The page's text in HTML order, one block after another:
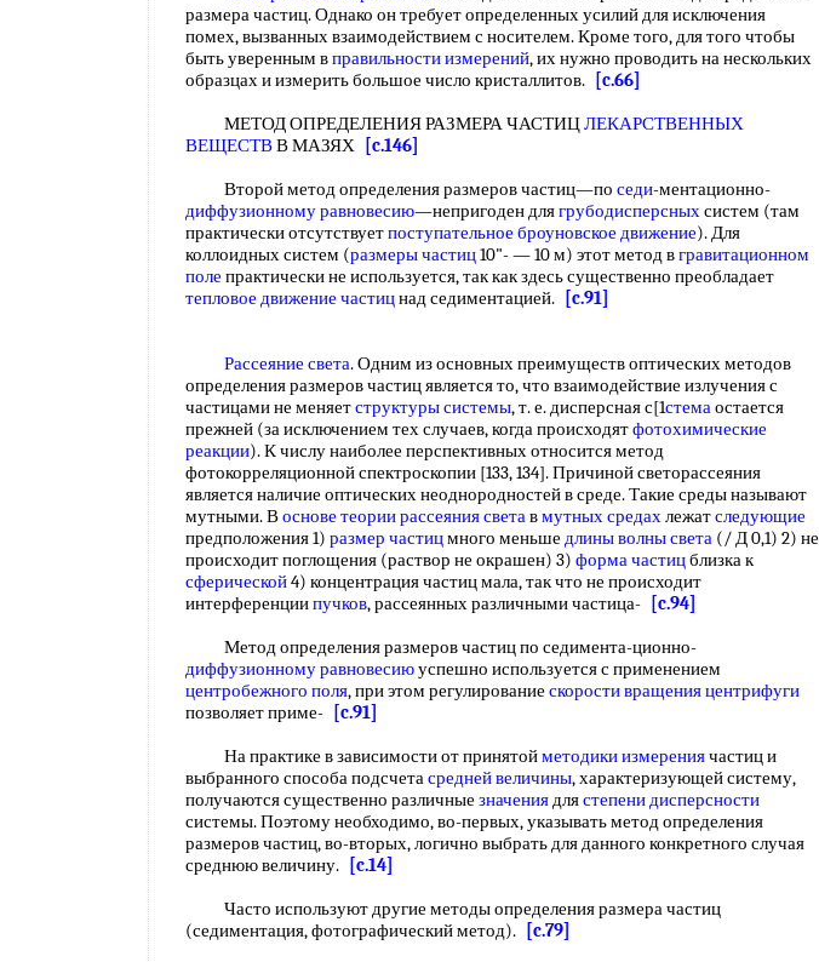
размера частиц. Однако он требует определенных усилий для исключения
помех, вызванных взаимодействием с носителем. Кроме того, для того чтобы
быть уверенным вправильности измерений, их нужно проводить на нескольких
образцах и измерить большое число кристаллитов.
[c.66]
МЕТОД ОПРЕДЕЛЕНИЯ РАЗМЕРА ЧАСТИЦЛЕКАРСТВЕННЫХ
ВЕЩЕСТВВ МАЗЯХ
[c.146]
Второй метод определения размеров частиц—по седи-ментационно-
диффузионному равновесию—непригоден длягрубодисперсныхсистем (там
практически отсутствуетпоступательное броуновское движение). Для
коллоидных систем (размеры частиц10"- — 10 м) этот метод вгравитационном
поле практически не используется, так как здесь существенно преобладает
тепловое движение частицнад седиментацией. [c.91]
Рассеяние света. Одним из основных преимуществ оптических методов
определения размеров частиц является то, что взаимодействие излучения с
частицами не меняетструктуры системы, т. е. дисперсная с[1стемаостается
прежней (за исключением тех случаев, когда происходятфотохимические
реакции). К числу наиболее перспективных относится метод
фотокорреляционной спектроскопии [133, 134]. Причиной светорассеяния
является наличие оптических неоднородностей в среде. Такие среды называют
мутными. Воснове теории рассеяния светавмутных средахлежатследующие
предположения 1) размер частицмного меньше длины волны света (/ Д 0,1) 2) не
происходит поглощения (раствор не окрашен) 3) форма частицблизка к
сферической4) концентрация частиц мала, так что не происходит
интерференциипучков, рассеянных различными частица-
[c.94]
Метод определения размеров частиц по седимента-ционно-
диффузионному равновесиюуспешно используется с применением
центробежного поля, при этом регулирование скорости вращения центрифуги
позволяет приме-
[c.91]
На практике в зависимости от принятойметодики измерениячастиц и
выбранного способа подсчетасредней величины, характеризующей систему,
получаются существенно различные значениядлястепени дисперсности
системы. Поэтому необходимо, во-первых, указывать метод определения
размеров частиц, во-вторых, логично выбрать для данного конкретного случая
среднюю величину.
[c.14]
Часто используют другие методы определения размера частиц
(седиментация, фотографический метод).
[c.79]